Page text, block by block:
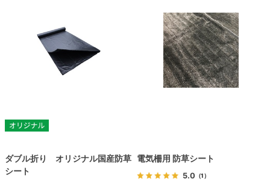
ダブル折り オリジナル国産防草
シート
電気柵用 防草シート
5.0 （1）